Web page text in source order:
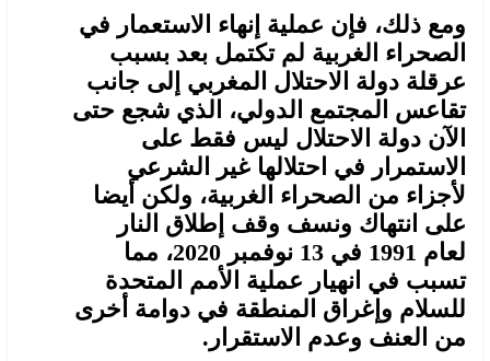
ومع ذلك، فإن عملية إنهاء الاستعمار في
الصحراء الغربية لم تكتمل بعد بسبب
عرقلة دولة الاحتلال المغربي إلى جانب
تقاعس المجتمع الدولي، الذي شجع حتى
الآن دولة الاحتلال ليس فقط على
الاستمرار في احتلالها غير الشرعي
لأجزاء من الصحراء الغربية، ولكن أيضا
على انتهاك ونسف وقف إطلاق النار
لعام 1991 في 13 نوفمبر 2020، مما
تسبب في انهيار عملية الأمم المتحدة
للسلام وإغراق المنطقة في دوامة أخرى
من العنف وعدم الاستقرار.